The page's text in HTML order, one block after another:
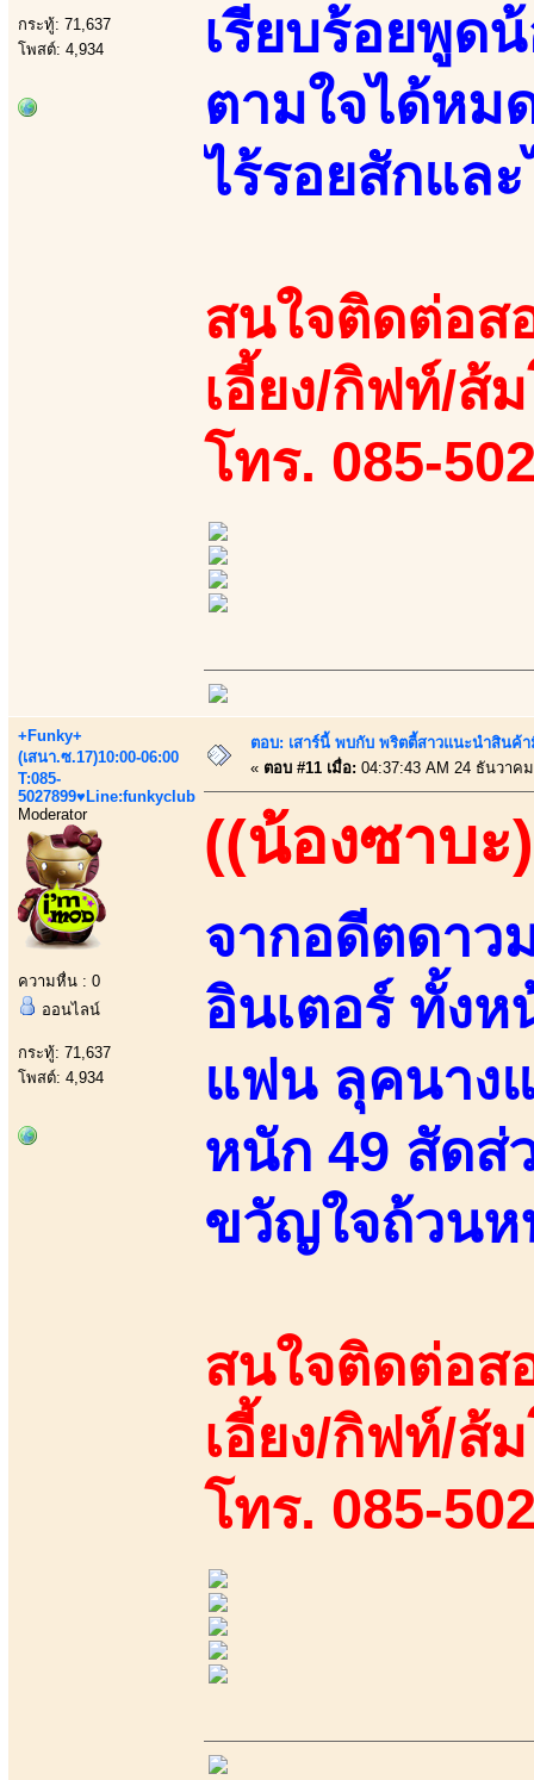
กระทู้: 71,637
โพสต์: 4,934
เรียบร้อยพูด
ตามใจได้หม
ไร้รอยสักแล
สนใจติดต่อส
เอี้ยง/กิฟท์/ส้
โทร. 085-
+Funky+
(เสนา.ซ.17)10:00-06:00
T:085-
5027899♥Line:funkyclub
Moderator
ความหื่น : 0
ออนไลน์
กระทู้: 71,637
โพสต์: 4,934
ตอบ: เสาร์นี้ พบกับ พริตตี้สาวแนะนำสินค้
« ตอบ #11 เมื่อ: 04:37:43 AM 24 ธันวาค
((น้องซาบะ
จากอดีตดาว
อินเตอร์ ทั้งห
แฟน ลุคนาง
หนัก 49 สัดส่
ขวัญใจถ้วนห
สนใจติดต่อส
เอี้ยง/กิฟท์/ส้
โทร. 085-